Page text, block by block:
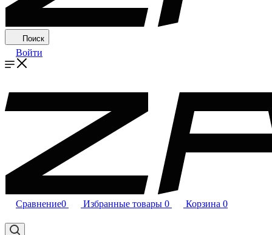
Поиск
Войти
Сравнение0 Избранные товары 0 Корзина 0